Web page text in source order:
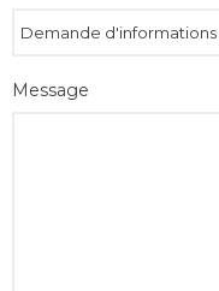
Message